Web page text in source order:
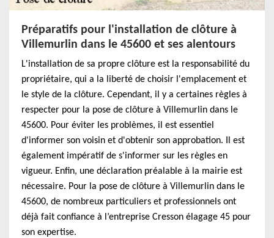
Préparatifs pour l'installation de clôture à
Villemurlin dans le 45600 et ses alentours
L'installation de sa propre clôture est la responsabilité du
propriétaire, qui a la liberté de choisir l'emplacement et
le style de la clôture. Cependant, il y a certaines règles à
respecter pour la pose de clôture à Villemurlin dans le
45600. Pour éviter les problèmes, il est essentiel
d'informer son voisin et d'obtenir son approbation. Il est
également impératif de s'informer sur les règles en
vigueur. Enfin, une déclaration préalable à la mairie est
nécessaire. Pour la pose de clôture à Villemurlin dans le
45600, de nombreux particuliers et professionnels ont
déjà fait confiance à l’entreprise Cresson élagage 45 pour
son expertise.